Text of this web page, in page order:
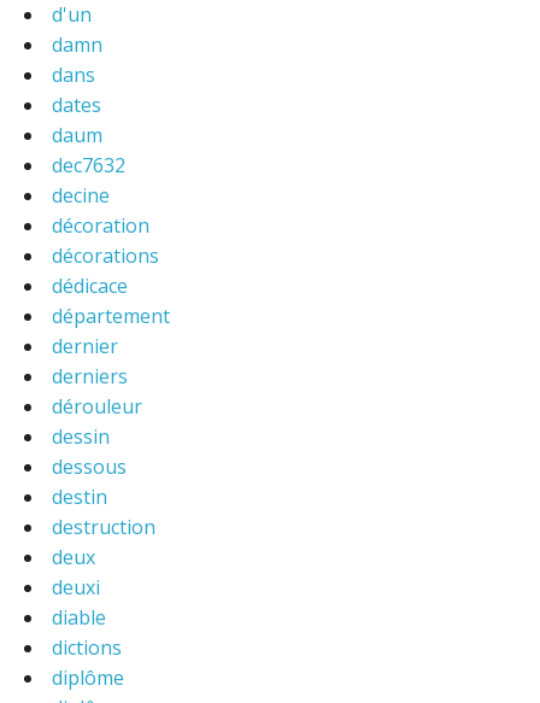
d'un
damn
dans
dates
daum
dec7632
decine
décoration
décorations
dédicace
département
dernier
derniers
dérouleur
dessin
dessous
destin
destruction
deux
deuxi
diable
dictions
diplôme